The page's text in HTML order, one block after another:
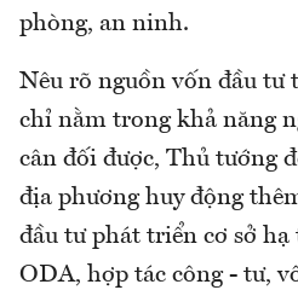
phòng, an ninh.
Nêu rõ nguồn vốn đầu tư
chỉ nằm trong khả năng
cân đối được, Thủ tướng
địa phương huy động
đầu tư phát triển cơ sở hạ
ODA, hợp tác công - tư,